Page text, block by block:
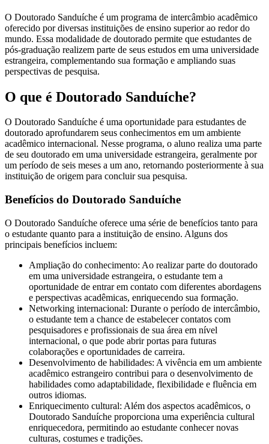
O Doutorado Sanduíche é um programa de intercâmbio acadêmico
oferecido por diversas instituições de ensino superior ao redor do
mundo. Essa modalidade de doutorado permite que estudantes de
pós-graduação realizem parte de seus estudos em uma universidade
estrangeira, complementando sua formação e ampliando suas
perspectivas de pesquisa.
O que é Doutorado Sanduíche?
O Doutorado Sanduíche é uma oportunidade para estudantes de
doutorado aprofundarem seus conhecimentos em um ambiente
acadêmico internacional. Nesse programa, o aluno realiza uma parte
de seu doutorado em uma universidade estrangeira, geralmente por
um período de seis meses a um ano, retornando posteriormente à sua
instituição de origem para concluir sua pesquisa.
Benefícios do Doutorado Sanduíche
O Doutorado Sanduíche oferece uma série de benefícios tanto para
o estudante quanto para a instituição de ensino. Alguns dos
principais benefícios incluem:
Ampliação do conhecimento: Ao realizar parte do doutorado
em uma universidade estrangeira, o estudante tem a
oportunidade de entrar em contato com diferentes abordagens
e perspectivas acadêmicas, enriquecendo sua formação.
Networking internacional: Durante o período de intercâmbio,
o estudante tem a chance de estabelecer contatos com
pesquisadores e profissionais de sua área em nível
internacional, o que pode abrir portas para futuras
colaborações e oportunidades de carreira.
Desenvolvimento de habilidades: A vivência em um ambiente
acadêmico estrangeiro contribui para o desenvolvimento de
habilidades como adaptabilidade, flexibilidade e fluência em
outros idiomas.
Enriquecimento cultural: Além dos aspectos acadêmicos, o
Doutorado Sanduíche proporciona uma experiência cultural
enriquecedora, permitindo ao estudante conhecer novas
culturas, costumes e tradições.